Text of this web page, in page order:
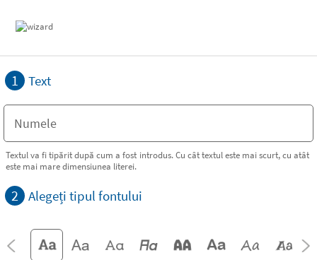
1 Text
Textul va fi tipărit după cum a fost introdus. Cu cât textul este mai scurt, cu atât
este mai mare dimensiunea literei.
2 Alegeți tipul fontului